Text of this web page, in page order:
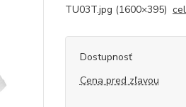
TU03T.jpg (1600×395)
Dostupnosť
Cena pred zľavou